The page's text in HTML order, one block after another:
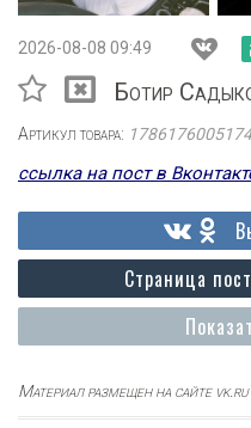
2026-08-08 09:49
Ботир
Артикул товара:
ссылка на пост в
Страница
Материал размещен на сайте vk.ru